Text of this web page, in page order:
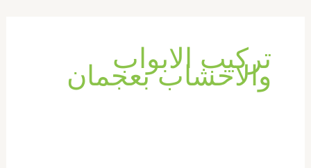
تركيب الابواب
والاخشاب بعجمان